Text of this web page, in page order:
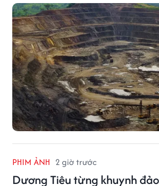
PHIM ẢNH 2 giờ trước
Dương Tiêu từng khuynh